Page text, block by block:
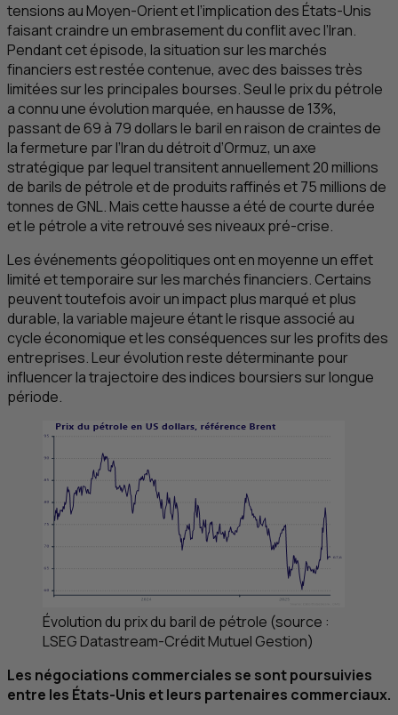
tensions au Moyen-Orient et l’implication des États-Unis
faisant craindre un embrasement du conflit avec l’Iran.
Pendant cet épisode, la situation sur les marchés
financiers est restée contenue, avec des baisses très
limitées sur les principales bourses. Seul le prix du pétrole
a connu une évolution marquée, en hausse de 13%,
passant de 69 à 79 dollars le baril en raison de craintes de
la fermeture par l’Iran du détroit d’Ormuz, un axe
stratégique par lequel transitent annuellement 20 millions
de barils de pétrole et de produits raffinés et 75 millions de
tonnes de GNL. Mais cette hausse a été de courte durée
et le pétrole a vite retrouvé ses niveaux pré-crise.
Les événements géopolitiques ont en moyenne un effet
limité et temporaire sur les marchés financiers. Certains
peuvent toutefois avoir un impact plus marqué et plus
durable, la variable majeure étant le risque associé au
cycle économique et les conséquences sur les profits des
entreprises. Leur évolution reste déterminante pour
influencer la trajectoire des indices boursiers sur longue
période.
Évolution du prix du baril de pétrole (source :
LSEG Datastream-Crédit Mutuel Gestion)
Les négociations commerciales se sont poursuivies
entre les États-Unis et leurs partenaires commerciaux.